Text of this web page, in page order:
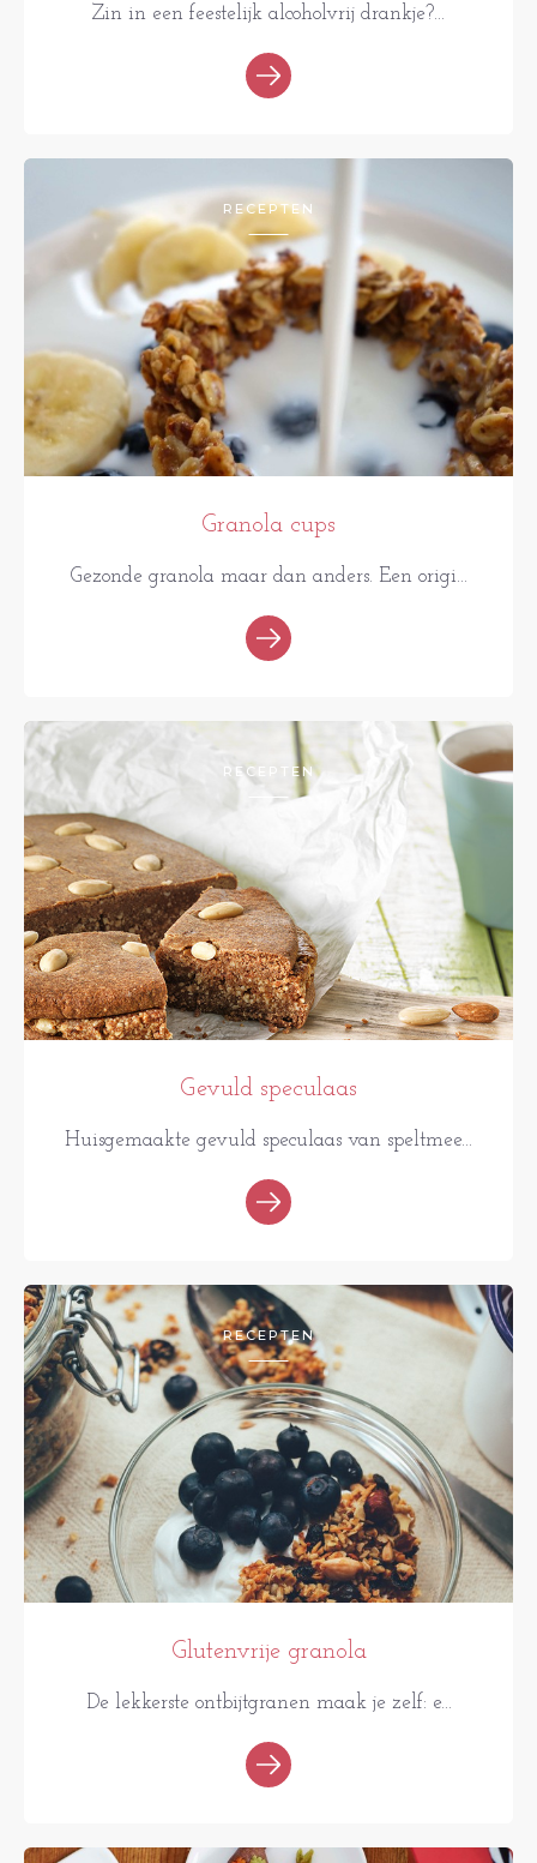
Zin in een feestelijk alcoholvrij drankje?...
RECEPTEN
Granola cups
Gezonde granola maar dan anders. Een origi...
RECEPTEN
Gevuld speculaas
Huisgemaakte gevuld speculaas van speltmee...
RECEPTEN
Glutenvrije granola
De lekkerste ontbijtgranen maak je zelf: e...